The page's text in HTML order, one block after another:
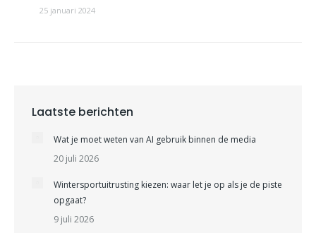
25 januari 2024
Laatste berichten
Wat je moet weten van AI gebruik binnen de media
20 juli 2026
Wintersportuitrusting kiezen: waar let je op als je de piste
opgaat?
9 juli 2026